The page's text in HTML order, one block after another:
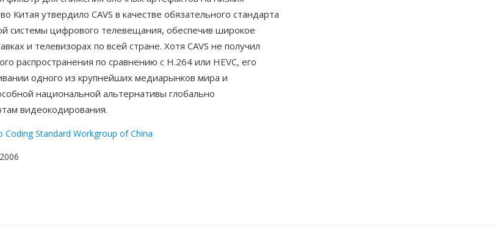
Китая утвердило CAVS в качестве обязательного стандарта
системы цифрового телевещания, обеспечив широкое
и телевизорах по всей стране. Хотя CAVS не получил
распространения по сравнению с H.264 или HEVC, его
одного из крупнейших медиарынков мира и
национальной альтернативы глобально
видеокодирования.
Coding Standard Workgroup of China